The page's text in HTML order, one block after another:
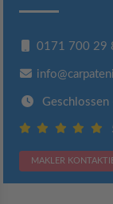
0171 700 29
Geschlossen
MAKLER